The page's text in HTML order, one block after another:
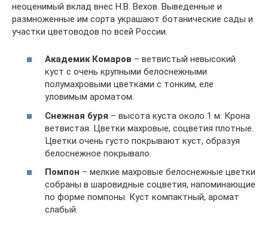
неоценимый вклад внес Н.В. Вехов. Выведенные и
размноженные им сорта украшают ботанические сады и
участки цветоводов по всей России.
Академик Комаров – ветвистый невысокий
куст с очень крупными белоснежными
полумахровыми цветками с тонким, еле
уловимым ароматом.
Снежная буря – высота куста около 1 м. Крона
ветвистая. Цветки махровые, соцветия плотные.
Цветки очень густо покрывают куст, образуя
белоснежное покрывало.
Помпон – мелкие махровые белоснежные цветки
собраны в шаровидные соцветия, напоминающие
по форме помпоны. Куст компактный, аромат
слабый.